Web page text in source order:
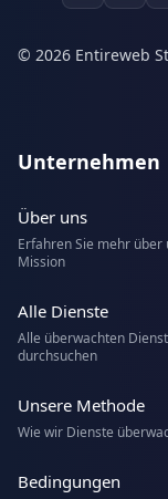
© 2026 Entireweb
Unternehmen
Über uns
Erfahren Sie mehr über
Mission
Alle Dienste
Alle überwachten
durchsuchen
Unsere Methode
Wie wir Dienste
Bedingungen